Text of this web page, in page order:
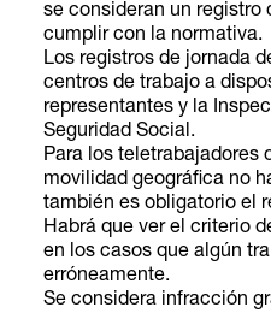
se consideran un registro
cumplir con la normativa.
Los registros de jornada
centros de trabajo a
representantes y la
Seguridad Social.
Para los teletrabajadores
movilidad geográfica no
también es obligatorio el
Habrá que ver el criterio
en los casos que algún
erróneamente.
Se considera infracción